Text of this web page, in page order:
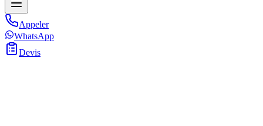
Appeler
WhatsApp
Devis